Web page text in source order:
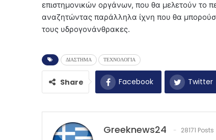
επιστημονικών οργάνων, που θα μελετούν το
αναζητώντας παράλληλα ίχνη που θα
τους υδρογονάνθρακες.
ΔΙΑΣΤΗΜΑ ΤΕΧΝΟΛΟΓΙΑ
Share Facebook Twitter
Greeknews24 28171 Posts